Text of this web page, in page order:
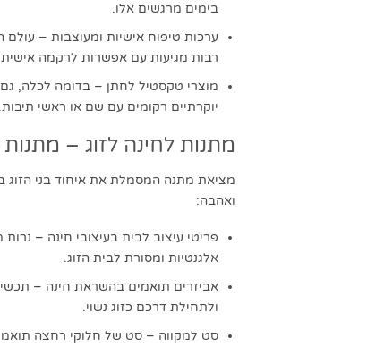
בימים מרגשים אלו.
ערכות טיפוח אישיות ומעוצבות –
רבות מגיעות עם אפשרות לרקמה
מוצרי טקסטיל לחתן – בדומה לכלה, גם
יוקרתיים רקומים עם שם או ראשי תיבות.
מתנות לחינה לזוג –
מציאת מתנה המסמלת את איחוד בני הזוג
ואהבה:
פריטי עיצוב לבית בעיצובי חינה –
אלגנטיות ומסורת לבית הזוג.
אביזרים תואמים בהשראת חינה –
ולתחילת דרכם כזוג נשוי.
סט למקווה – סט של חלוקי רחצה